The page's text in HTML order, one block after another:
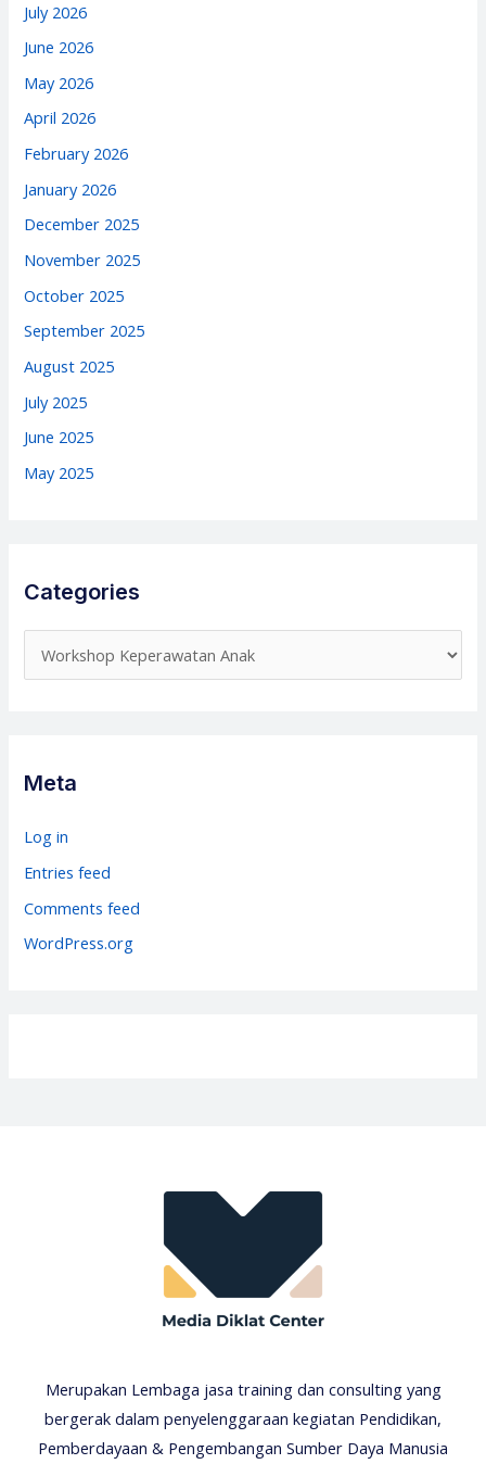
July 2026
June 2026
May 2026
April 2026
February 2026
January 2026
December 2025
November 2025
October 2025
September 2025
August 2025
July 2025
June 2025
May 2025
Categories
a
g
r
i
Meta
Log in
Entries feed
Comments feed
WordPress.org
Merupakan Lembaga jasa training dan consulting yang
bergerak dalam penyelenggaraan kegiatan Pendidikan,
Pemberdayaan & Pengembangan Sumber Daya Manusia